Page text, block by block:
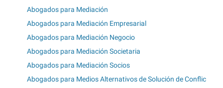
Abogados para Mediación
Abogados para Mediación Empresarial
Abogados para Mediación Negocio
Abogados para Mediación Societaria
Abogados para Mediación Socios
Abogados para Medios Alternativos de Solución de Conflic